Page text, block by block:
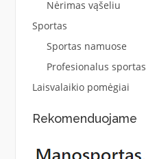
Nėrimas vąšeliu
Sportas
Sportas namuose
Profesionalus sportas
Laisvalaikio pomėgiai
Rekomenduojame